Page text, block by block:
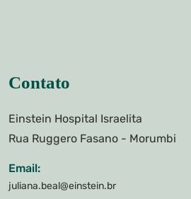
Contato
Einstein Hospital Israelita
Rua Ruggero Fasano - Morumbi
Email:
juliana.beal@einstein.br